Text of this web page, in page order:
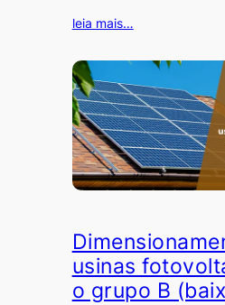
leia mais…
usinas
o grupo B